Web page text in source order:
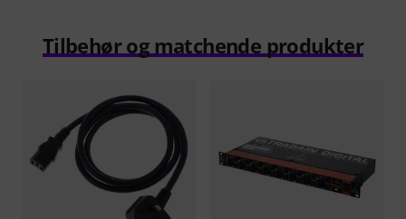
Tilbehør og matchende produkter